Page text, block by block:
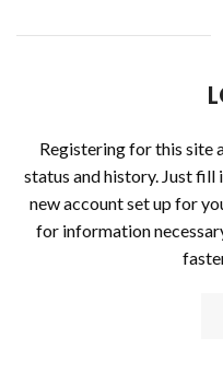
Registering for this site
status and history. Just fill
new account set up for
for information